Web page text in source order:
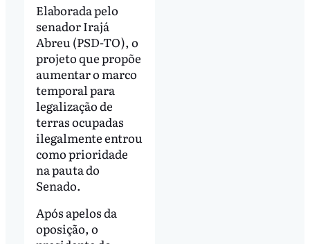
Elaborada pelo
senador Irajá
Abreu (PSD-TO), o
projeto que propõe
aumentar o marco
temporal para
legalização de
terras ocupadas
ilegalmente entrou
como prioridade
na pauta do
Senado.
Após apelos da
oposição, o